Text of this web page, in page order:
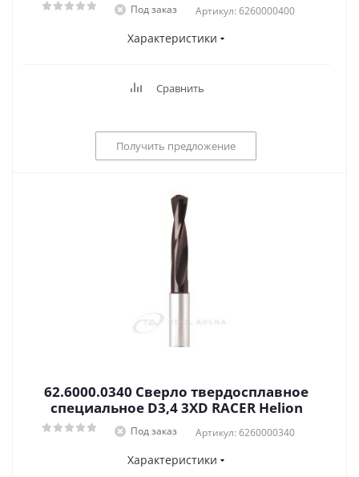
Под заказ Артикул: 6260000400
Характеристики
Сравнить
Получить предложение
62.6000.0340 Сверло твердосплавное
специальное D3,4 3XD RACER Helion
Под заказ Артикул: 6260000340
Характеристики